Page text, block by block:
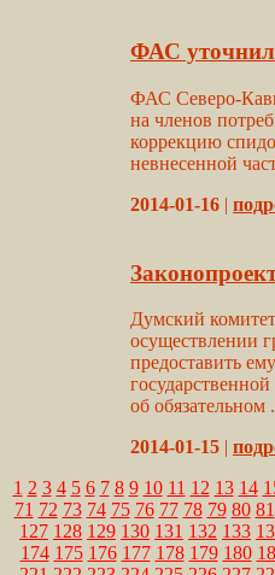
ФАС уточнил
ФАС Северо-
на членов
коррекцию
невнесенной
2014-01-16 |
Думский
осуществлении
предоставить
об обязательном
2014-01-15 |
1 2 3 4 5 6 7 8 9 10 11 12 13 14
71 72 73 74 75 76 77 78 79 80 81
127 128 129 130 131 132 133
174 175 176 177 178 179 180